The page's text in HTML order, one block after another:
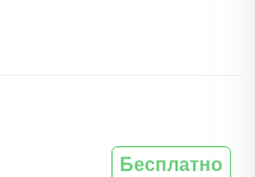
Бесплатно